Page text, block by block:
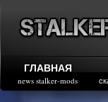
ГЛАВНАЯ
news stalker-mods